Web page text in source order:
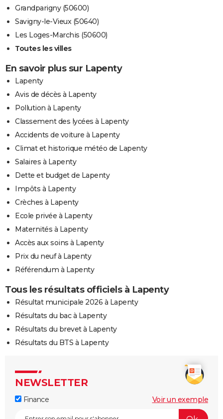
Grandparigny (50600)
Savigny-le-Vieux (50640)
Les Loges-Marchis (50600)
Toutes les villes
En savoir plus sur Lapenty
Lapenty
Avis de décès à Lapenty
Pollution à Lapenty
Classement des lycées à Lapenty
Accidents de voiture à Lapenty
Climat et historique météo de Lapenty
Salaires à Lapenty
Dette et budget de Lapenty
Impôts à Lapenty
Crèches à Lapenty
Ecole privée à Lapenty
Maternités à Lapenty
Accès aux soins à Lapenty
Prix du neuf à Lapenty
Référendum à Lapenty
Tous les résultats officiels à Lapenty
Résultat municipale 2026 à Lapenty
Résultats du bac à Lapenty
Résultats du brevet à Lapenty
Résultats du BTS à Lapenty
NEWSLETTER
Finance Voir un exemple